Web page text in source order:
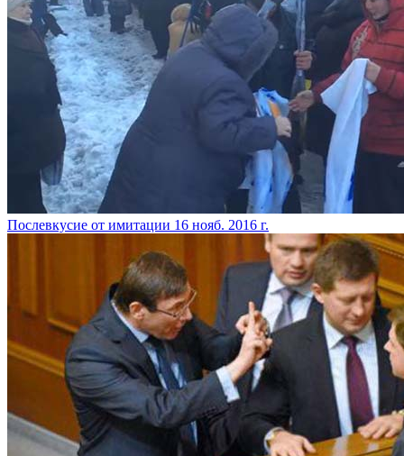
​Послевкусие от имитации 16 нояб. 2016 г.